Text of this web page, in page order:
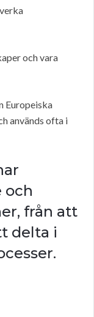
och vara
Europeiska
används ofta i
och
från att
delta i